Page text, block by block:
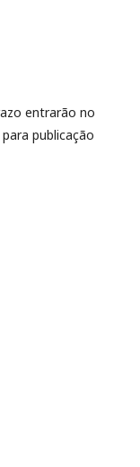
entrarão no
publicação